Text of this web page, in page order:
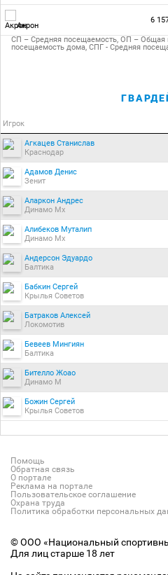
Акрон
6
СП – Средняя посещаемость, ОП – Общая
посещаемость дома, СПГ - Средняя
Игрок
Агкацев Станислав
Краснодар
Адамов Денис
Зенит
Аларкон Андрес
Динамо Мх
Алибеков Муталип
Динамо Мх
Андерсон Эдуардо
Балтика
Бабкин Сергей
Крылья Советов
Батраков Алексей
Локомотив
Бевеев Мингиян
Балтика
Бителло Жоао
Динамо М
Божин Сергей
Крылья Советов
Помощь
Обратная связь
О портале
Реклама на портале
Пользовательское соглашение
Охрана труда
Политика обработки персональных
© ООО «Национальный
Для лиц старше 18 лет